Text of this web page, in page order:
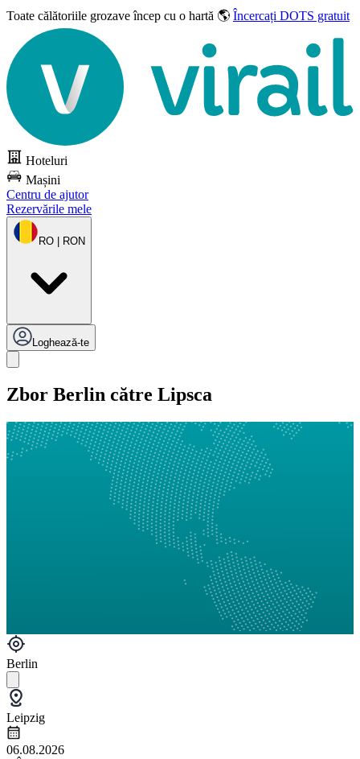
Toate călătoriile grozaveîncep cu o hartă 🌎 Încercați DOTS gratuit
Hoteluri
Mașini
Centru de ajutor
Rezervările mele
RO | RON
Loghează-te
Zbor Berlin către Lipsca
Berlin
Leipzig
06.08.2026